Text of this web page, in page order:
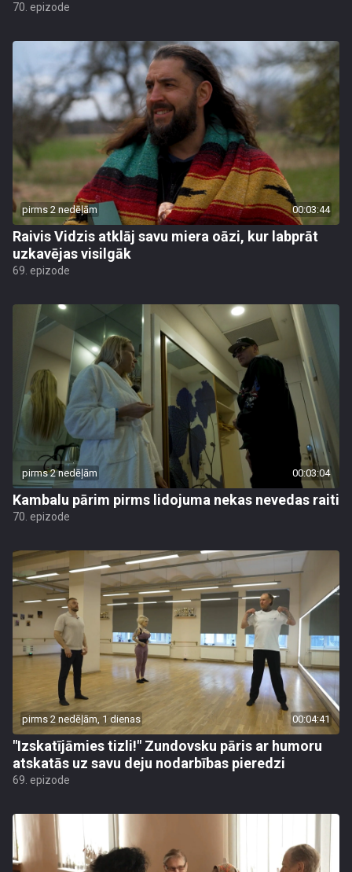
70. epizode
pirms 2 nedēļām 00:03:44
Raivis Vidzis atklāj savu miera oāzi, kur labprāt
uzkavējas visilgāk
69. epizode
pirms 2 nedēļām 00:03:04
Kambalu pārim pirms lidojuma nekas nevedas raiti
70. epizode
pirms 2 nedēļām, 1 dienas 00:04:41
"Izskatījāmies tizli!" Zundovsku pāris ar humoru
atskatās uz savu deju nodarbības pieredzi
69. epizode